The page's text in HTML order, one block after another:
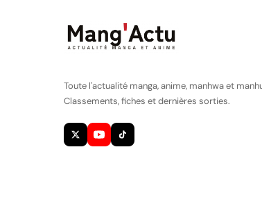
Toute l'actualité manga, anime, manhwa et
Classements, fiches et dernières sorties.